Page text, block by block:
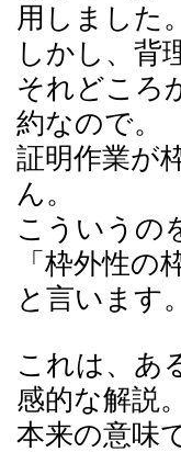
用しました。
しかし、背
それどころ
約なので。
証明作業が
ん。
こういうの
「枠外性の
と言います。
これは、あ
感的な解説。
本来の意味